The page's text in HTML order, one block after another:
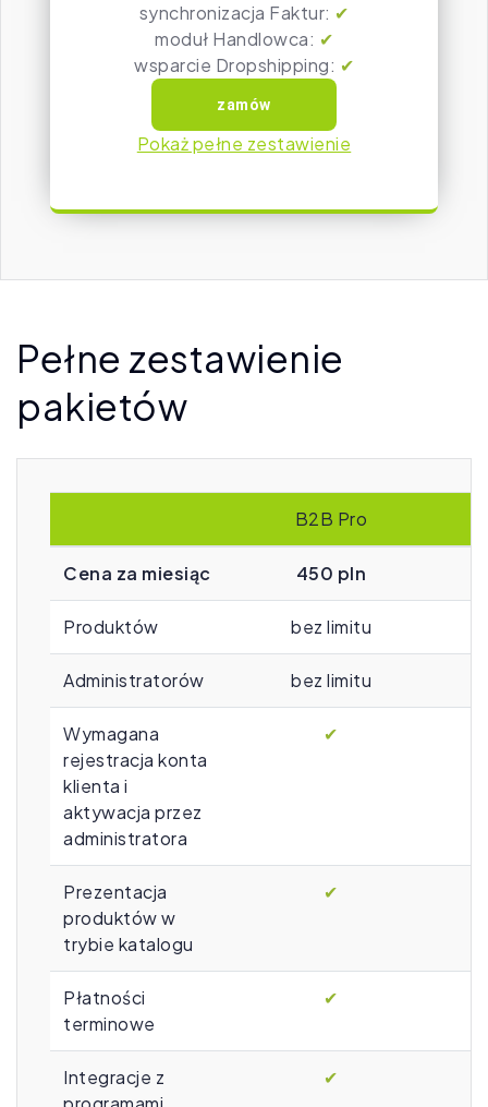
synchronizacja Faktur: ✔
moduł Handlowca: ✔
wsparcie Dropshipping: ✔
Pokaż pełne zestawienie
Pełne zestawienie
pakietów
B2B Pro
Cena za miesiąc 450 pln
Produktów bez limitu
Administratorów bez limitu
Wymagana
rejestracja konta
klienta i
aktywacja przez
administratora
✔
Prezentacja
produktów w
trybie katalogu
✔
Płatności
terminowe
✔
Integracje z
✔